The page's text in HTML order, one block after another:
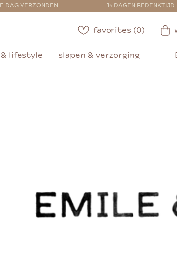
DAG VERZONDEN 14 DAGEN BEDENKTIJD
favorites (0)
lifestyle slapen & verzorging